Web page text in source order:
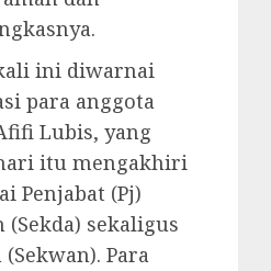
ini diwarnai
para anggota
Lubis, yang
itu mengakhiri
Penjabat (Pj)
(Sekda) sekaligus
Para